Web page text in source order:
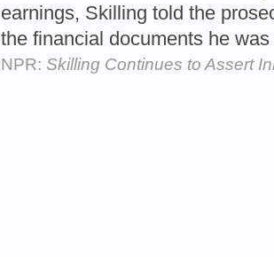
earnings, Skilling told the
the financial documents he
NPR: Skilling Continues to Assert